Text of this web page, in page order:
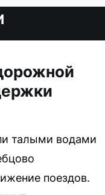
талыми водами
поездов.